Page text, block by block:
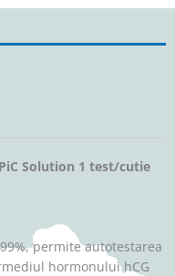
Solution 1 test/cutie
permite autotestarea
hormonului hCG